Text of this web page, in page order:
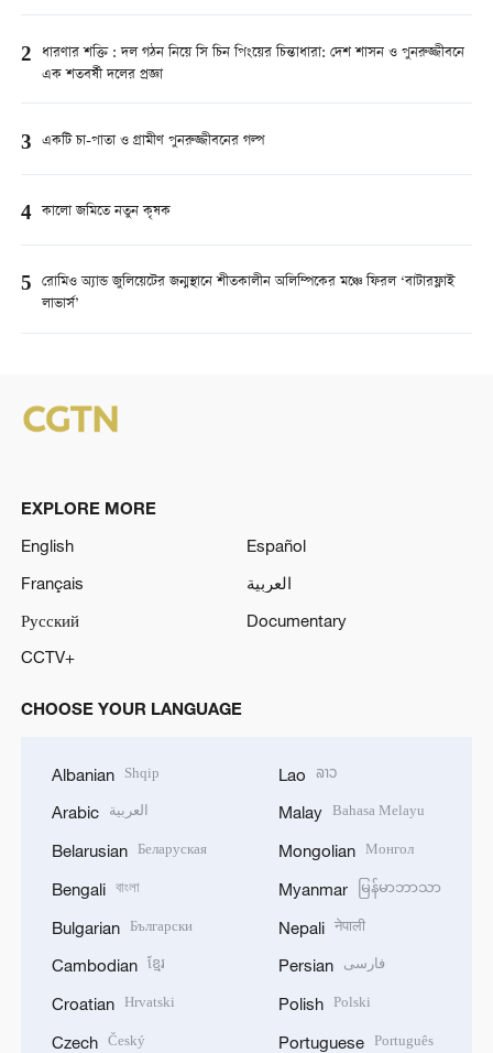
2 ধারণার শক্তি : দল গঠন নিয়ে সি চিন পিংয়ের চিন্তাধারা: দেশ শাসন ও পুনরুজ্জীবনে
এক শতবর্ষী দলের প্রজ্ঞা
3 একটি চা-পাতা ও গ্রামীণ পুনরুজ্জীবনের গল্প
4 কালো জমিতে নতুন কৃষক
5 রোমিও অ্যান্ড জুলিয়েটের জন্মস্থানে শীতকালীন অলিম্পিকের মঞ্চে ফিরল ‘বাটারফ্লাই
লাভার্স’
EXPLORE MORE
English
Español
Français
العربية
Русский
Documentary
CCTV+
CHOOSE YOUR LANGUAGE
Albanian Shqip
Arabic العربية
Belarusian Беларуская
Bengali বাংলা
Bulgarian Български
Cambodian ខ្មែរ
Croatian Hrvatski
Czech Český
Lao ລາວ
Malay Bahasa Melayu
Mongolian Монгол
Myanmar မြန်မာဘာသာ
Nepali नेपाली
Persian فارسی
Polish Polski
Portuguese Português